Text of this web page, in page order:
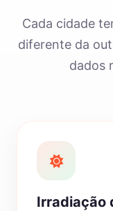
Cada cidade
diferente da
dados
Irradiação